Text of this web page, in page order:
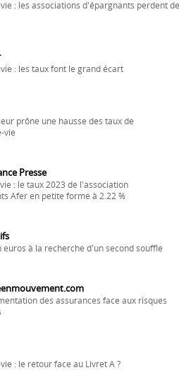
: les associations d'épargnants perdent de
: les taux font le grand écart
prône une hausse des taux de
vie
Presse
: le taux 2023 de l'association
Afer en petite forme à 2.22 %
euros à la recherche d'un second souffle
des assurances face aux risques
: le retour face au Livret A ?